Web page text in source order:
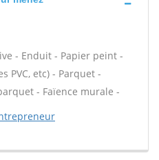
- Enduit - Papier peint -
PVC, etc) - Parquet -
- Faïence murale -